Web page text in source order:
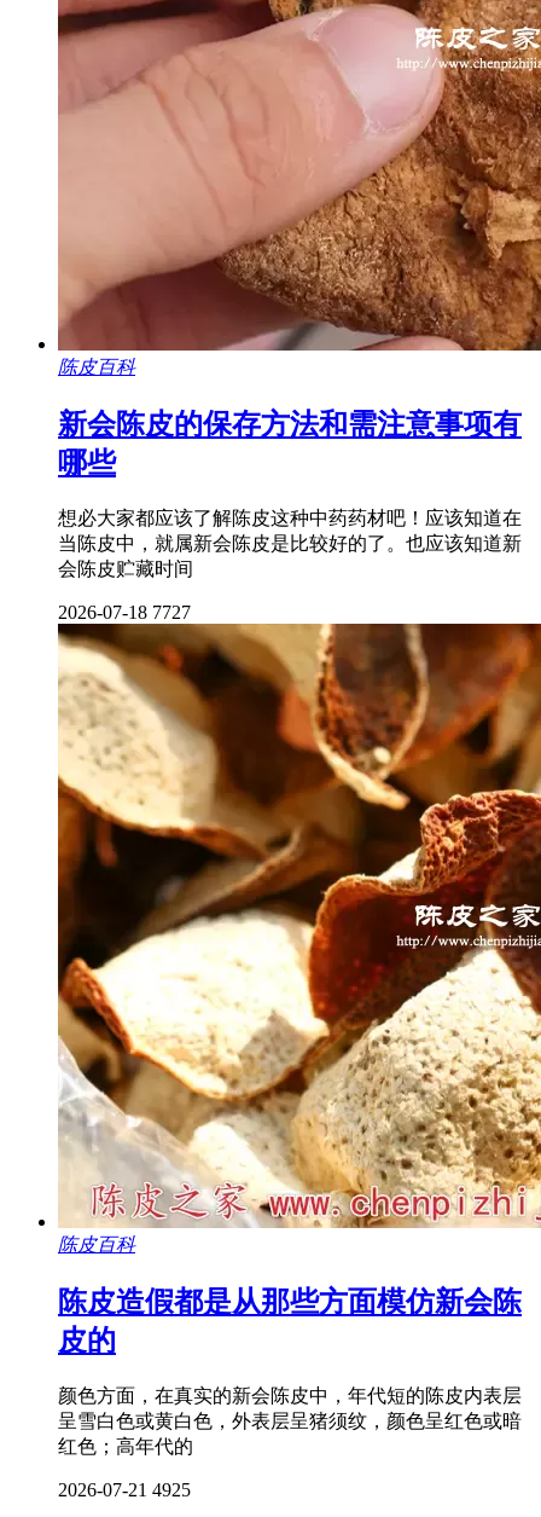
陈皮百科
新会陈皮的保存方法和需注意事项有
哪些
想必大家都应该了解陈皮这种中药药材吧！应该知道在
当陈皮中，就属新会陈皮是比较好的了。也应该知道新
会陈皮贮藏时间
2026-07-18 7727
陈皮百科
陈皮造假都是从那些方面模仿新会陈
皮的
颜色方面，在真实的新会陈皮中，年代短的陈皮内表层
呈雪白色或黄白色，外表层呈猪须纹，颜色呈红色或暗
红色；高年代的
2026-07-21 4925